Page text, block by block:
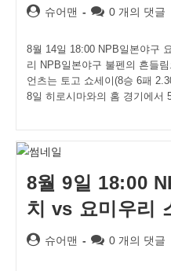
Post슈어맨
Post0 개의 댓글
8월 14일 18:00 NPB일본야구
리 NPB일본야구 불펜의 흔들
언츠는 토고 쇼세이(8승 6패
8일 히로시마와의 홈 경기에서
8월 9일 18:00
치 vs 요미우리
Post슈어맨
Post0 개의 댓글